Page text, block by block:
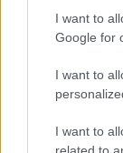
I want to
Google for
I want to
I want to
related to
*Οι
ίδιον τον
πολλών ωρών.
Δείτε το